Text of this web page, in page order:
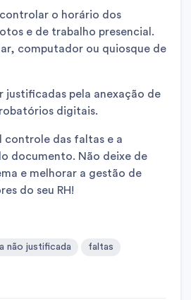
o horário dos
e de trabalho presencial.
computador ou quiosque de
justificadas pela anexação de
digitais.
controle das faltas e a
documento. Não deixe de
e melhorar a gestão de
do seu RH!
não justificada faltas